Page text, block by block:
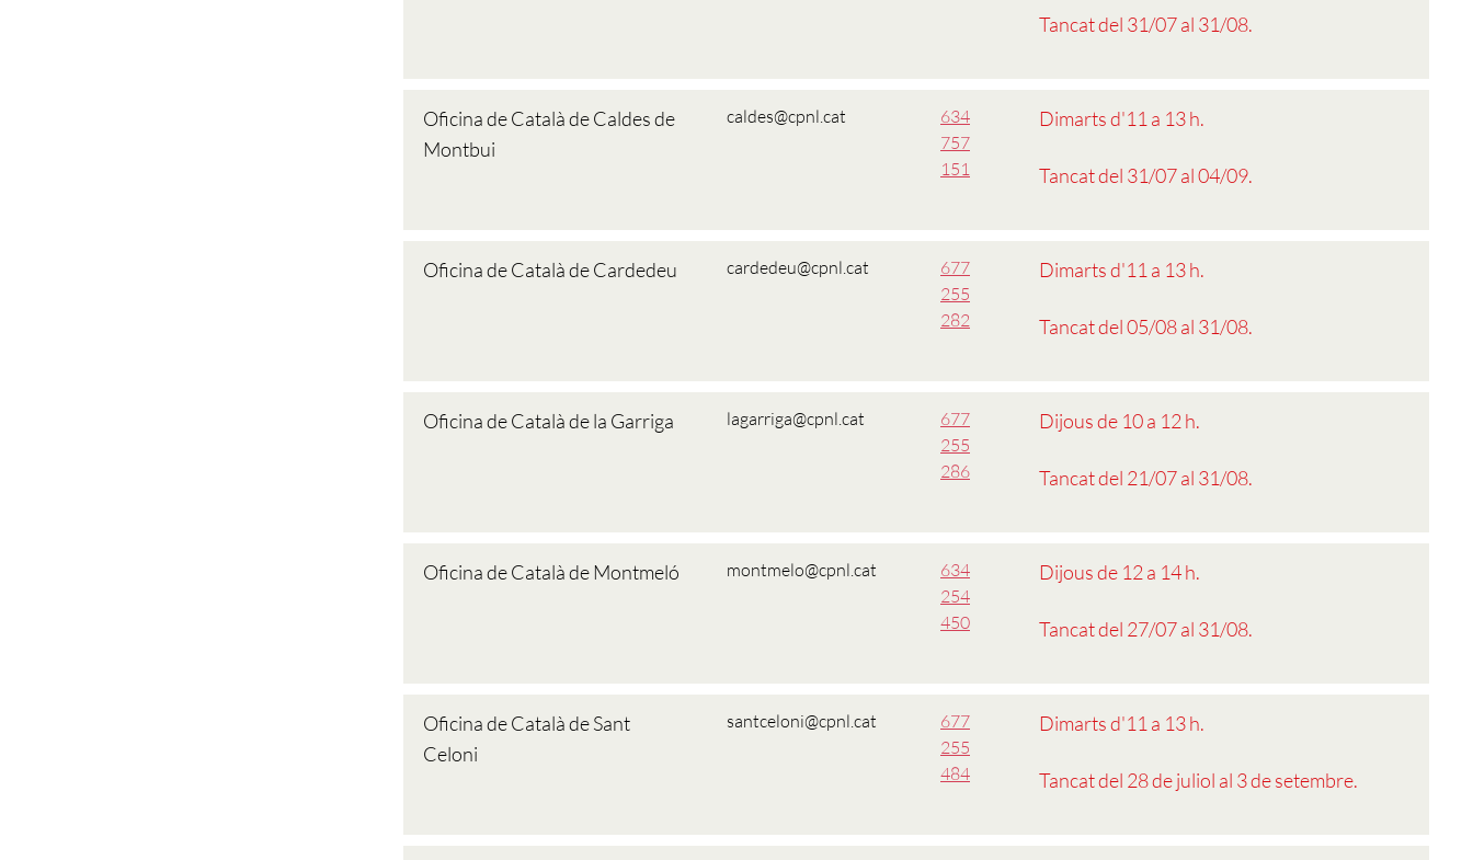
Tancat del 31/07 al 31/08.
Oficina de Català de Caldes de
Montbui
caldes@cpnl.cat
634
757
151
Dimarts d'11 a 13 h.
Tancat del 31/07 al 04/09.
Oficina de Català de Cardedeu cardedeu@cpnl.cat
677
255
282
Dimarts d'11 a 13 h.
Tancat del 05/08 al 31/08.
Oficina de Català de la Garriga lagarriga@cpnl.cat
677
255
286
Dijous de 10 a 12 h.
Tancat del 21/07 al 31/08.
Oficina de Català de Montmeló montmelo@cpnl.cat
634
254
450
Dijous de 12 a 14 h.
Tancat del 27/07 al 31/08.
Oficina de Català de Sant
Celoni
santceloni@cpnl.cat
677
255
484
Dimarts d'11 a 13 h.
Tancat del 28 de juliol al 3 de setembre.